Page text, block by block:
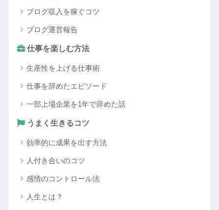
ブログ収入を稼ぐコツ
ブログ運営報告
仕事を楽しむ方法
生産性を上げる仕事術
仕事を辞めたエピソード
一部上場企業を1年で辞めた話
うまく生きるコツ
効率的に成果を出す方法
人付き合いのコツ
感情のコントロール法
人生とは？